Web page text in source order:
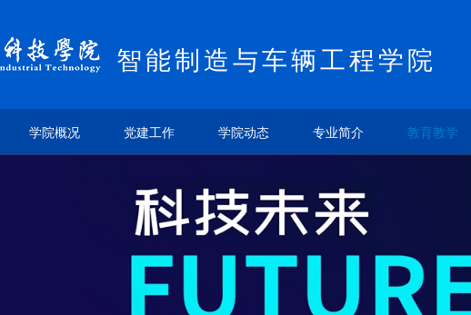
智能制造与车辆工程学院
学院概况 党建工作 学院动态 专业简介 教育教学